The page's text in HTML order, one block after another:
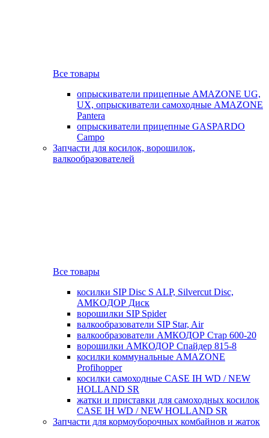
Все товары
опрыскиватели прицепные AMAZONE UG,
UX, опрыскиватели самоходные AMAZONE
Pantera
опрыскиватели прицепные GASPARDO
Campo
Запчасти для косилок, ворошилок,
валкообразователей
Все товары
косилки SIP Disc S ALP, Silvercut Disc,
AMKOДОР Диск
ворошилки SIP Spider
валкообразователи SIP Star, Air
валкообразователи АМКОДОР Стар 600-20
ворошилки АМКОДОР Спайдер 815-8
косилки коммунальные AMAZONE
Profihopper
косилки самоходные CASE IH WD / NEW
HOLLAND SR
жатки и приставки для самоходных косилок
CASE IH WD / NEW HOLLAND SR
Запчасти для кормоуборочных комбайнов и жаток